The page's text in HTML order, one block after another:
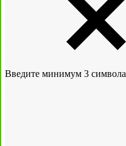
Введите минимум 3 символа